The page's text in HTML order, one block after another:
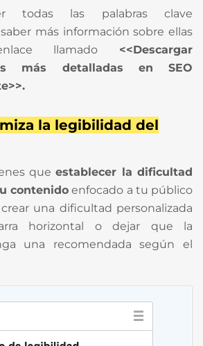
todas las palabras clave
más información sobre ellas
llamado <<Descargar
más detalladas en SEO
la legibilidad del
queestablecer la dificultad
contenido enfocado a tu público
una dificultad personalizada
horizontal o dejar que la
una recomendada según el